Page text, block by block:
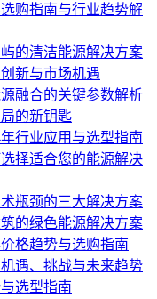
购指南与行业趋势解
的清洁能源解决方案
新与市场机遇
融合的关键参数解析
的新钥匙
行业应用与选型指南
择适合您的能源解决
瓶颈的三大解决方案
的绿色能源解决方案
格趋势与选购指南
遇、挑战与未来趋势
选型指南